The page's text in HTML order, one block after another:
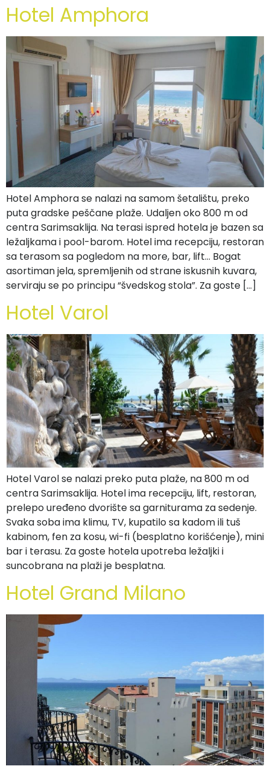
Hotel Amphora
Hotel Amphora se nalazi na samom šetalištu, preko
puta gradske peščane plaže. Udaljen oko 800 m od
centra Sarimsaklija. Na terasi ispred hotela je bazen sa
ležaljkama i pool-barom. Hotel ima recepciju, restoran
sa terasom sa pogledom na more, bar, lift… Bogat
asortiman jela, spremljenih od strane iskusnih kuvara,
serviraju se po principu “švedskog stola”. Za goste […]
Hotel Varol
Hotel Varol se nalazi preko puta plaže, na 800 m od
centra Sarimsaklija. Hotel ima recepciju, lift, restoran,
prelepo uređeno dvorište sa garniturama za sedenje.
Svaka soba ima klimu, TV, kupatilo sa kadom ili tuš
kabinom, fen za kosu, wi-fi (besplatno korišćenje), mini
bar i terasu. Za goste hotela upotreba ležaljki i
suncobrana na plaži je besplatna.
Hotel Grand Milano